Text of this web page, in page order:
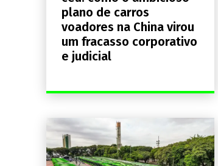
plano de carros
voadores na China virou
um fracasso corporativo
e judicial